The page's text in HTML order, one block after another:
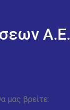
Α.Ε.
μας βρείτε: